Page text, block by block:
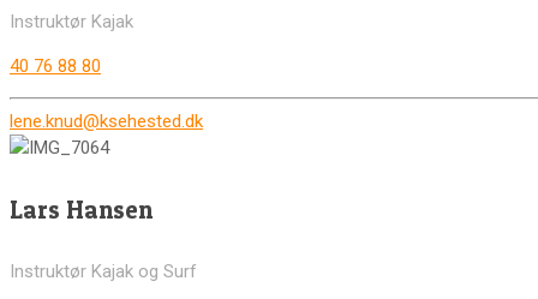
Instruktør Kajak
40 76 88 80
lene.knud@ksehested.dk
Lars Hansen
Instruktør Kajak og Surf